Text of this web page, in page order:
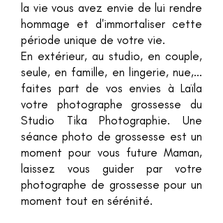
la vie vous avez envie de lui rendre
hommage et d'immortaliser cette
période unique de votre vie.
En extérieur, au studio, en couple,
seule, en famille, en lingerie, nue,...
faites part de vos envies à Laïla
votre photographe grossesse du
Studio Tika Photographie. Une
séance photo de grossesse est un
moment pour vous future Maman,
laissez vous guider par votre
photographe de grossesse pour un
moment tout en sérénité.